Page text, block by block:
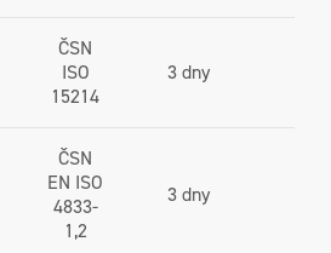
ČSN
ISO
15214
3 dny
ČSN
EN ISO
4833-
1,2
3 dny